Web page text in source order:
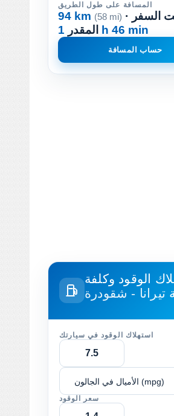
المسافة على طول الطريق
94 km (58 mi) · وقت السفر
المقدر 1 h 46 min
حساب المسافة
الوقود وكلفة
تيرانا - شقودرة
استهلاك الوقود في سيارتك
الأميال في الجالون (mpg)
سعر الوقود